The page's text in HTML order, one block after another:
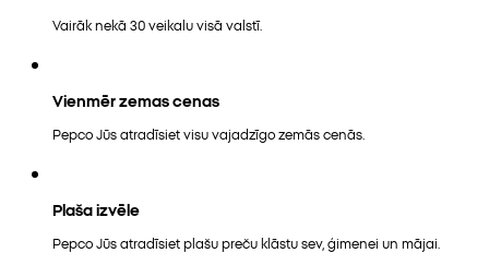
Vairāk nekā 30 veikalu visā valstī.
Vienmēr zemas cenas
Pepco Jūs atradīsiet visu vajadzīgo zemās cenās.
Plaša izvēle
Pepco Jūs atradīsiet plašu preču klāstu sev, ģimenei un mājai.